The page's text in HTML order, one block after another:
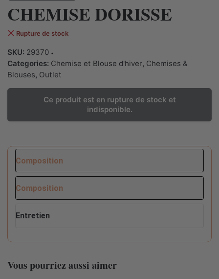
CHEMISE DORISSE
Rupture de stock
SKU: 29370
Categories: Chemise et Blouse d'hiver, Chemises &
Blouses, Outlet
Ce produit est en rupture de stock et
indisponible.
Composition
Composition
Entretien
Composition 100%VISCOSE + 100% COTON
Vous pourriez aussi aimer